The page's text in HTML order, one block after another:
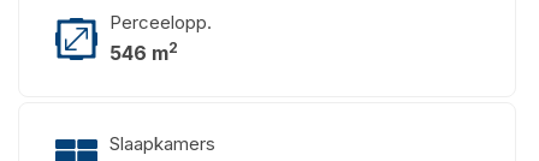
Perceelopp.
546 m2
Slaapkamers